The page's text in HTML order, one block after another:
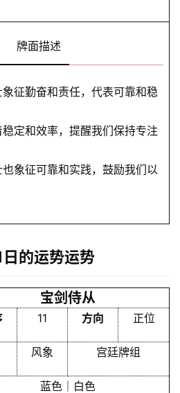
牌面描述
征勤奋和责任，代表可靠和稳
定和效率，提醒我们保持专注
象征可靠和实践，鼓励我们以
日的运势运势
宝剑侍从
11 方向 正位
风象 宫廷牌组
蓝色｜白色